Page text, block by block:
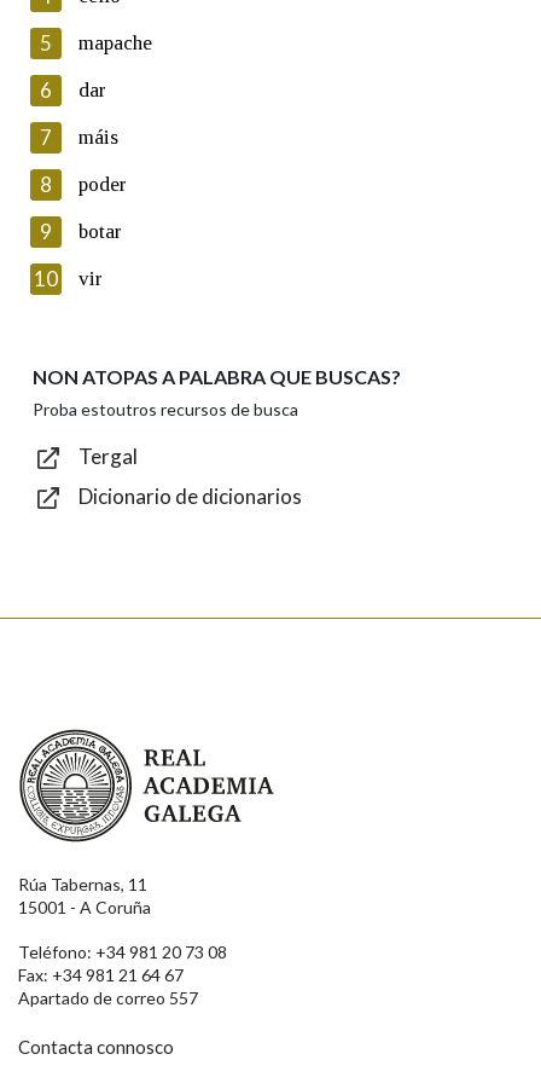
Lin e acepto as condicións da política de
Introduce o código que aparece na imaxe:
Texto de verificación
Enviar
5 mapache
6 dar
7 máis
8 poder
9 botar
10 vir
NON ATOPAS A PALABRA QUE BUSCAS?
Proba estoutros recursos de busca
Tergal
Dicionario de dicionarios
Real Academia Galega
Rúa Tabernas, 11
15001 - A Coruña
Teléfono: +34 981 20 73 08
Fax: +34 981 21 64 67
Apartado de correo 557
Contacta connosco